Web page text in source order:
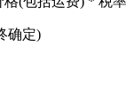
确定)